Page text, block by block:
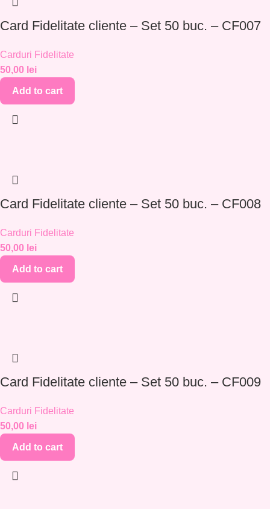
Card Fidelitate cliente – Set 50 buc. – CF007
Carduri Fidelitate
50,00 lei
Add to cart
Card Fidelitate cliente – Set 50 buc. – CF008
Carduri Fidelitate
50,00 lei
Add to cart
Card Fidelitate cliente – Set 50 buc. – CF009
Carduri Fidelitate
50,00 lei
Add to cart